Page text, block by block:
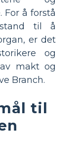
For å forstå
til å
er det
og
makt og
Branch.
til